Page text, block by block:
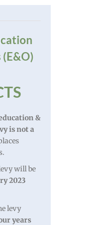
&
is not a
will be
2023
levy
years